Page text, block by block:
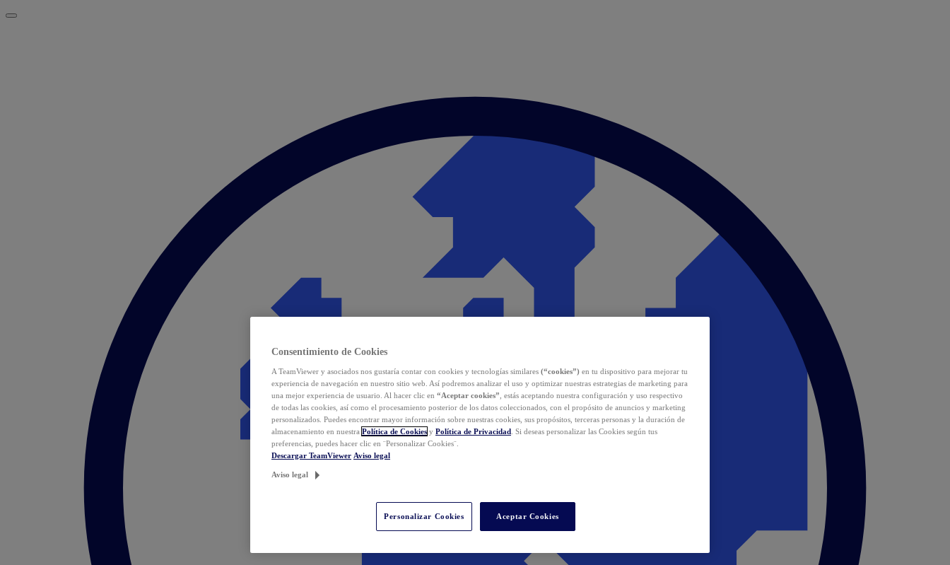
Consentimiento de Cookies
A TeamViewer y asociados nos gustaría contar con cookies y tecnologías similares (“cookies”) en tu dispositivo para mejorar tu
experiencia de navegación en nuestro sitio web. Así podremos analizar el uso y optimizar nuestras estrategias de marketing para
una mejor experiencia de usuario. Al hacer clic en “Aceptar cookies” , estás aceptando nuestra configuración y uso respectivo
de todas las cookies, así como el procesamiento posterior de los datos coleccionados, con el propósito de anuncios y marketing
personalizados. Puedes encontrar mayor información sobre nuestras cookies, sus propósitos, terceras personas y la duración de
almacenamiento en nuestra Política de Cookies y Política de Privacidad . Si deseas personalizar las Cookies según tus
preferencias, puedes hacer clic en ¨Personalizar Cookies¨.
Descargar TeamViewer Aviso legal
Aviso legal
Personalizar Cookies Aceptar Cookies